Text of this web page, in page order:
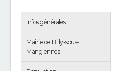
Infos générales
Mairie de Billy-sous-
Mangiennes